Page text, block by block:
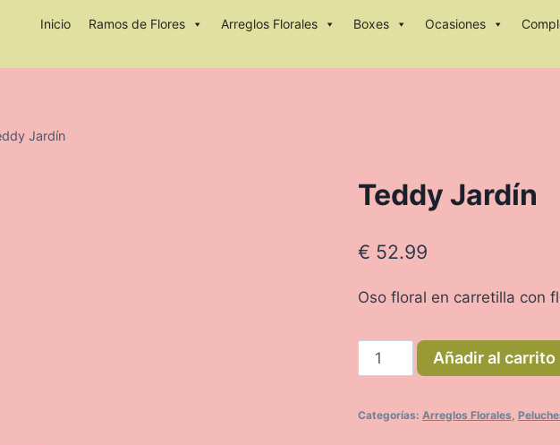
Inicio Ramos de Flores Arreglos Florales Boxes Ocasiones
Jardín
Teddy Jardín
€ 52.99
Oso floral en carretilla con
Teddy
Jardín
Añadir al carrito
Categorías: Arreglos Florales